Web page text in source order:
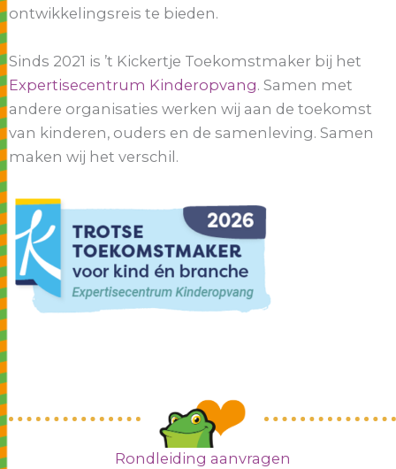
ontwikkelingsreis te bieden.
Sinds 2021 is ’t Kickertje Toekomstmaker bij het
Expertisecentrum Kinderopvang. Samen met
andere organisaties werken wij aan de toekomst
van kinderen, ouders en de samenleving. Samen
maken wij het verschil.
Rondleiding aanvragen